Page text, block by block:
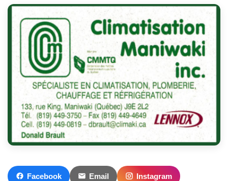
Facebook Email Instagram